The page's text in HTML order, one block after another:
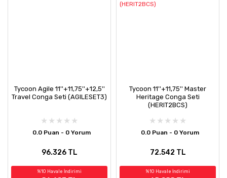
Tycoon Agile 11''+11,75''+12,5''
Travel Conga Seti (AGILESET3)
0.0 Puan - 0 Yorum
96.326 TL
%10 Havale İndirimi
Tycoon 11''+11,75'' Master
Heritage Conga Seti
(HERIT2BCS)
0.0 Puan - 0 Yorum
72.542 TL
%10 Havale İndirimi